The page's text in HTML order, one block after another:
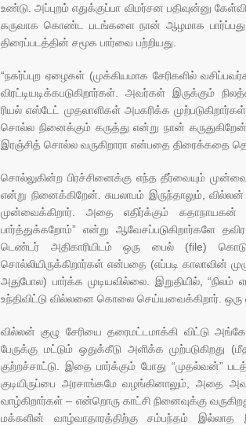
உண்டு. அப்புறம் எதுக்குப்பா விமர்சன பதிவுன்னு
கருவாக கொண்ட படங்களை நான் ஆழமாக
திரைப்படத்தின் சமூக பார்வை பற்றியது.
“நகர்ப்புற ஏழைகள் (முக்கியமாக சேரிகளில்
விரட்டியடிக்கபடுகிறார்கள். அவர்கள் இருக்கும்
ரியல் எஸ்டேட் முதலாளிகள் அபகரிக்க
சொல்ல நினைக்கும் கருத்து என்று நான்
இரஞ்சித் சொல்ல வருகிறாரா என்பதை திரைக்கதை
சொல்லுகின்ற பிரச்சினைக்கு எந்த தீர்வையும்
என்று நினைக்கிறேன். சுயலாபம் இருந்தாலும், வில்லன்
முன்வைக்கிறார். அதை எதிர்க்கும் கதாநாயகன்
பார்த்துக்கறோம்” என்று ஆவேசப்படுகிறார்களே
டெண்டர் அதிகாரியிடம் ஒரு பைல் (file)
சொல்லியிருக்கிறார்கள் என்பதை (எப்படி காலாவின்
அதுபோல) பார்க்க முடியவில்லை. இறுதியில்,
உந்திவிட்டு வில்லனை கொலை செய்யவைக்கிறார். ஒரு
வில்லன் குழு சேரியை தரைமட்டமாக்கி விட்டு அங்கே
பேருக்கு மட்டும் ஒதுக்கீடு அளிக்க முற்படுகிறது
குற்றச்சாட்டு. இதை பார்க்கும் போது “முதல்வன்”
குடியிருப்பை அரசாங்கமே வழங்கினாலும், அதை
வாழ்கிறார்கள் – என்றொரு காட்சி நினைவுக்கு
மக்களின் வாழ்வாதாரத்திற்கு சம்பந்தம் இல்லாத